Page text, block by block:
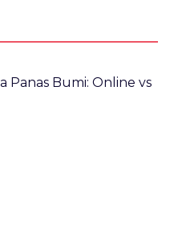
Panas Bumi: Online vs